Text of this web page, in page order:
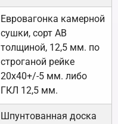
Евровагонка камерной
сушки, сорт АВ
толщиной, 12,5 мм. по
строганой рейке
20х40+/-5 мм. либо
ГКЛ 12,5 мм.
Шпунтованная доска